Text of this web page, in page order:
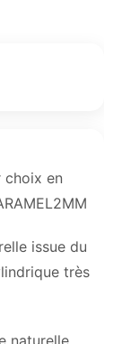
choix en
issue du
très